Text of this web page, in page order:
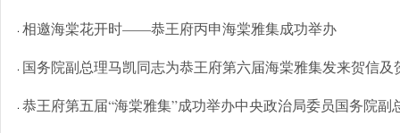
· 相邀海棠花开时——恭王府丙申海棠雅集成功举办
· 国务院副总理马凯同志为恭王府第六届海棠雅集发来贺信及
· 恭王府第五届“海棠雅集”成功举办中央政治局委员国务院副